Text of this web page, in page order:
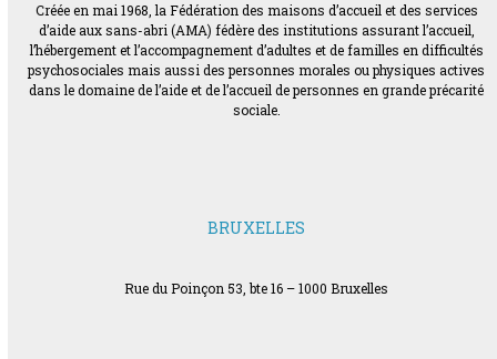
Créée en mai 1968, la Fédération des maisons d’accueil et des services
d’aide aux sans-abri (AMA) fédère des institutions assurant l’accueil,
l’hébergement et l’accompagnement d’adultes et de familles en difficultés
psychosociales mais aussi des personnes morales ou physiques actives
dans le domaine de l’aide et de l’accueil de personnes en grande précarité
sociale.
BRUXELLES
Rue du Poinçon 53, bte 16 – 1000 Bruxelles